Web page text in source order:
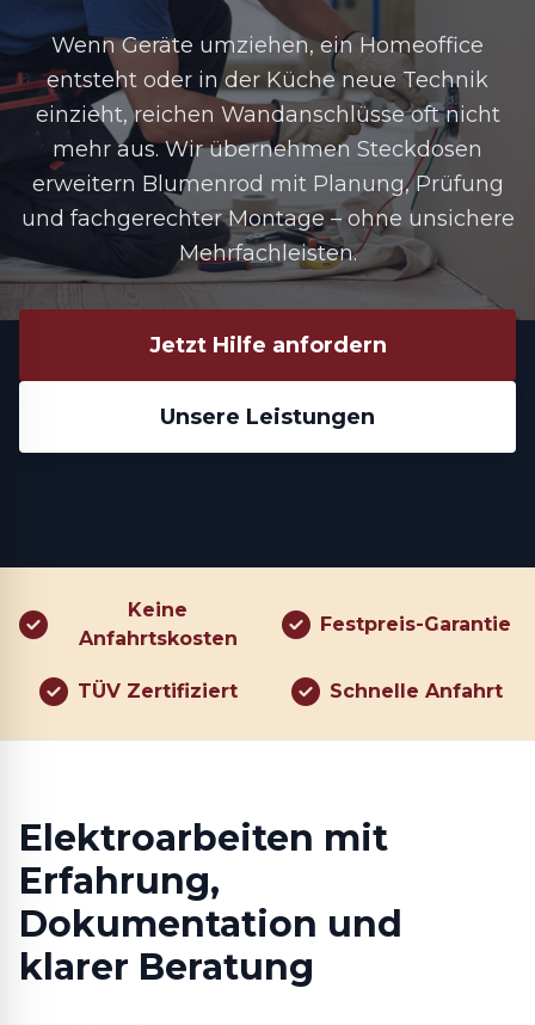
Wenn Geräte umziehen, ein Homeoffice
entsteht oder in der Küche neue Technik
einzieht, reichen Wandanschlüsse oft nicht
mehr aus. Wir übernehmen Steckdosen
erweitern Blumenrod mit Planung, Prüfung
und fachgerechter Montage – ohne unsichere
Mehrfachleisten.
Jetzt Hilfe anfordern
Unsere Leistungen
Keine
Anfahrtskosten
Festpreis-Garantie
TÜV Zertifiziert Schnelle Anfahrt
Elektroarbeiten mit
Erfahrung,
Dokumentation und
klarer Beratung